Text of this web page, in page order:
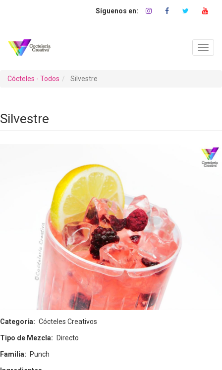
Cócteles - Todos Silvestre
Silvestre
Categoría Cócteles Creativos
Tipo de Mezcla Directo
Familia Punch